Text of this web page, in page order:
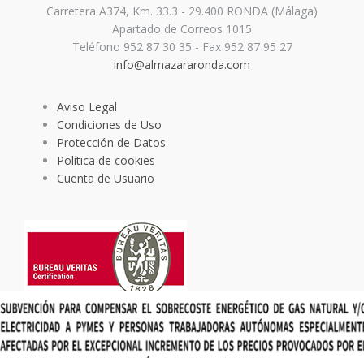
Carretera A374, Km. 33.3 - 29.400 RONDA (Málaga)
Apartado de Correos 1015
Teléfono 952 87 30 35 - Fax 952 87 95 27
info@almazararonda.com
Aviso Legal
Condiciones de Uso
Protección de Datos
Política de cookies
Cuenta de Usuario